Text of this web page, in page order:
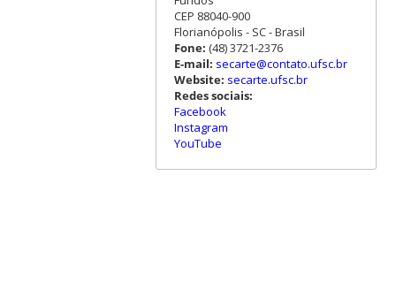
CEP 88040-900
Florianópolis - SC - Brasil
Fone: (48) 3721-2376
E-mail: secarte@contato.ufsc.br
Website: secarte.ufsc.br
Redes sociais:
Facebook
Instagram
YouTube